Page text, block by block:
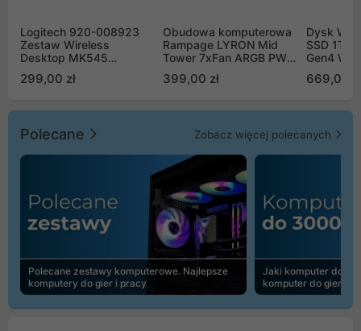
Logitech 920-008923
Zestaw Wireless
Desktop MK545
299,00 zł
Obudowa komputerowa
Rampage LYRON Mid
Tower 7xFan ARGB PWM
399,00 zł
Dysk WD
SSD 1TB
Gen4
669,00
Polecane Zobacz więcej polecanych
Polecane zestawy komputerowe. Najlepsze
komputery do gier i pracy
Jaki komputer do
komputer do gier |